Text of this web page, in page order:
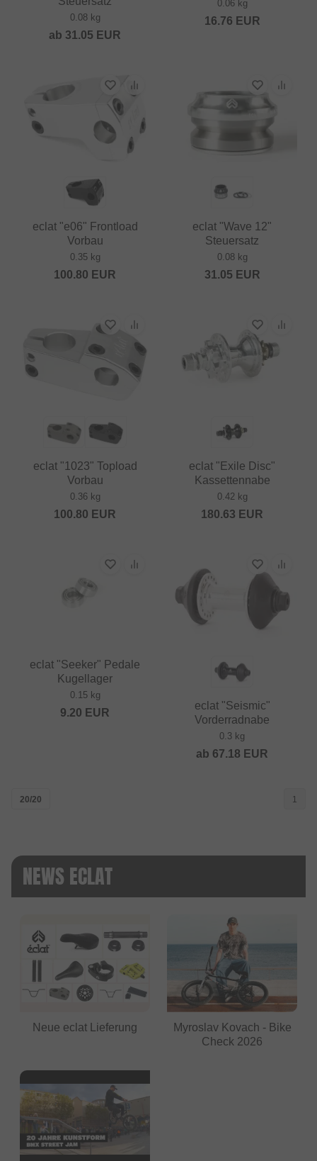
0.08 kg
ab 31.05 EUR
0.06 kg
16.76 EUR
eclat "e06" Frontload
Vorbau
0.35 kg
100.80 EUR
eclat "Wave 12"
Steuersatz
0.08 kg
31.05 EUR
eclat "1023" Topload
Vorbau
0.36 kg
100.80 EUR
eclat "Exile Disc"
Kassettennabe
0.42 kg
180.63 EUR
eclat "Seeker" Pedale
Kugellager
0.15 kg
9.20 EUR
eclat "Seismic"
Vorderradnabe
0.3 kg
ab 67.18 EUR
20/20 1
NEWS ECLAT
Neue eclat Lieferung
Myroslav Kovach - Bike
Check 2026